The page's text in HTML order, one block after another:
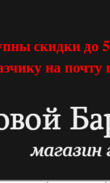
скидки
на